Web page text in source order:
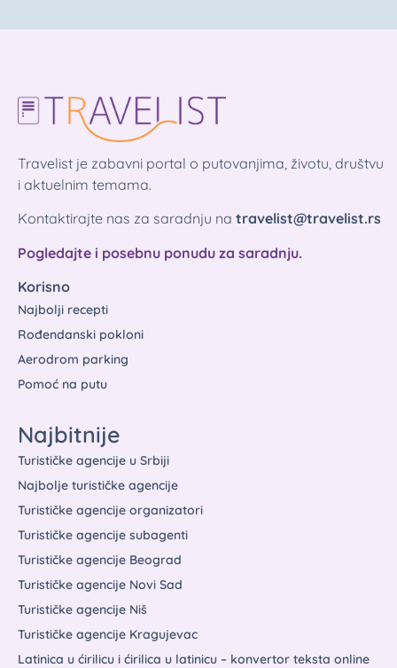
Travelist je zabavni portal o putovanjima, životu, društvu
i aktuelnim temama.
Kontaktirajte nas za saradnju na travelist@travelist.rs
Pogledajte i posebnu ponudu za saradnju.
Korisno
Najbolji recepti
Rođendanski pokloni
Aerodrom parking
Pomoć na putu
Najbitnije
Turističke agencije u Srbiji
Najbolje turističke agencije
Turističke agencije organizatori
Turističke agencije subagenti
Turističke agencije Beograd
Turističke agencije Novi Sad
Turističke agencije Niš
Turističke agencije Kragujevac
Latinica u ćirilicu i ćirilica u latinicu – konvertor teksta online